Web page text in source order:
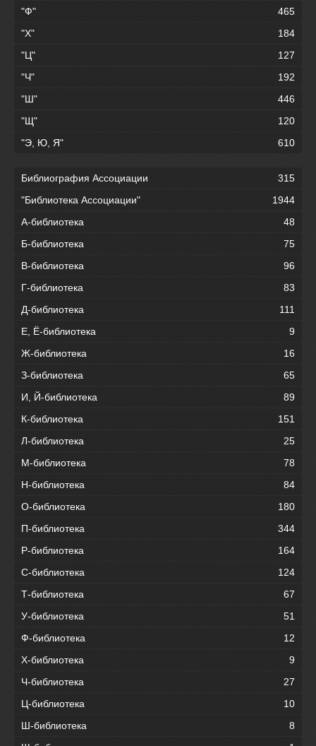
"Ф"
465
"Х"
184
"Ц"
127
"Ч"
192
"Ш"
446
"Щ"
120
"Э, Ю, Я"
610
Библиография Ассоциации
315
"Библиотека Ассоциации"
1944
А-библиотека
48
Б-библиотека
75
В-библиотека
96
Г-библиотека
83
Д-библиотека
111
Е, Ё-библиотека
9
Ж-библиотека
16
З-библиотека
65
И, Й-библиотека
89
К-библиотека
151
Л-библиотека
25
М-библиотека
78
Н-библиотека
84
О-библиотека
180
П-библиотека
344
Р-библиотека
164
С-библиотека
124
Т-библиотека
67
У-библиотека
51
Ф-библиотека
12
Х-библиотека
9
Ч-библиотека
27
Ц-библиотека
10
Ш-библиотека
8